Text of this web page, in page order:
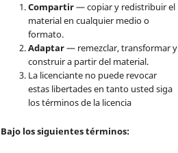
Compartir— copiar y redistribuir el
material en cualquier medio o
formato.
Adaptar— remezclar, transformar y
construir a partir del material.
La licenciante no puede revocar
estas libertades en tanto usted siga
los términos de la licencia
Bajo los siguientes términos: